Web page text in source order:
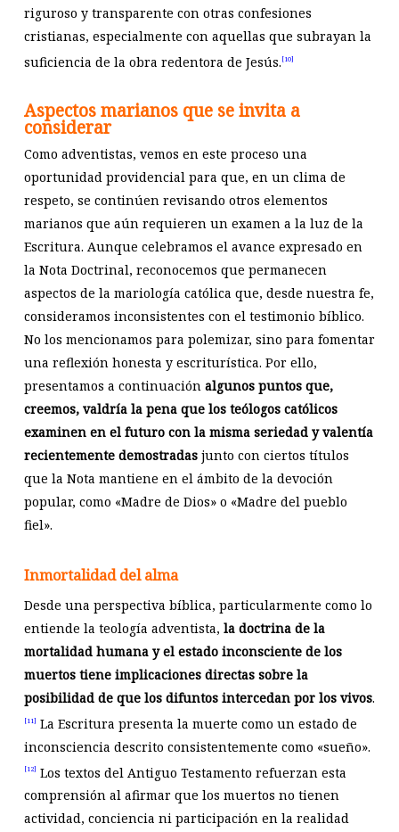
riguroso y transparente con otras confesiones
cristianas, especialmente con aquellas que subrayan la
suficiencia de la obra redentora de Jesús. [10]
Aspectos marianos que se invita a
considerar
Como adventistas, vemos en este proceso una
oportunidad providencial para que, en un clima de
respeto, se continúen revisando otros elementos
marianos que aún requieren un examen a la luz de la
Escritura. Aunque celebramos el avance expresado en
la Nota Doctrinal, reconocemos que permanecen
aspectos de la mariología católica que, desde nuestra fe,
consideramos inconsistentes con el testimonio bíblico.
No los mencionamos para polemizar, sino para fomentar
una reflexión honesta y escriturística. Por ello,
presentamos a continuación algunos puntos que,
creemos, valdría la pena que los teólogos católicos
examinen en el futuro con la misma seriedad y valentía
recientemente demostradasjunto con ciertos títulos
que la Nota mantiene en el ámbito de la devoción
popular, como «Madre de Dios» o «Madre del pueblo
fiel».
Inmortalidad del alma
Desde una perspectiva bíblica, particularmente como lo
entiende la teología adventista, la doctrina de la
mortalidad humana y el estado inconsciente de los
muertos tiene implicaciones directas sobre la
posibilidad de que los difuntos intercedan por los vivos.
[11]
La Escritura presenta la muerte como un estado de
inconsciencia descrito consistentemente como «sueño».
[12]
Los textos del Antiguo Testamento refuerzan esta
comprensión al afirmar que los muertos no tienen
actividad, conciencia ni participación en la realidad